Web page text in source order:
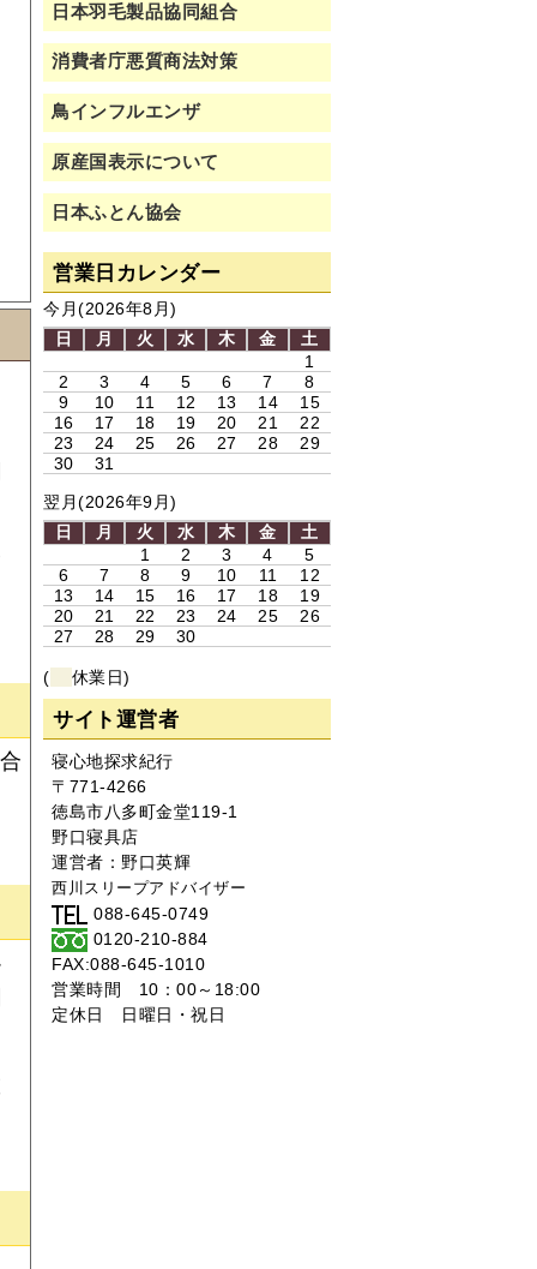
日本羽毛製品協同組合
消費者庁悪質商法対策
鳥インフルエンザ
原産国表示について
日本ふとん協会
営業日カレンダー
今月(2026年8月)
日
月 火 水 木 金
土
1
2
3 4 5 6 7
8
9
10 11 12 13 14
15
16
17 18 19 20 21
22
23
24 25 26 27 28
29
30
31
翌月(2026年9月)
日
月 火 水 木 金
土
1
2 3 4
5
6
7 8 9 10 11
12
13
14 15 16 17 18
19
20
21 22 23 24 25
26
27
28 29 30
( 休業日)
サイト運営者
寝心地探求紀行
〒771-4266
徳島市八多町金堂119-1
野口寝具店
運営者： 野口英輝
西川スリープアドバイザー
088-645-0749
0120-210-884
FAX:088-645-1010
営業時間 10：00～18:00
定休日 日曜日・祝日